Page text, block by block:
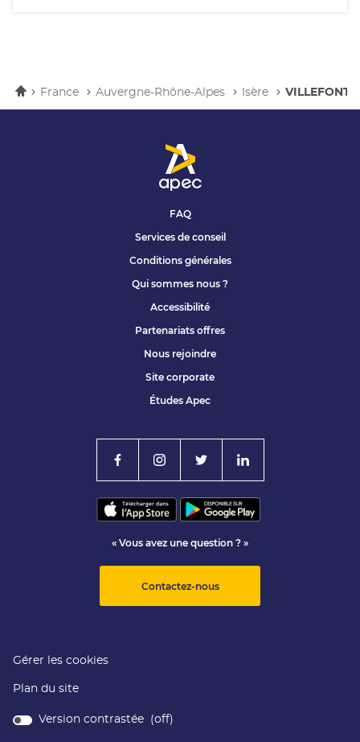
AccueilFrance Auvergne-Rhône-Alpes Isère
FAQ
Services de conseil
Conditions générales
Qui sommes nous ?
Accessibilité
Partenariats offres
Nous rejoindre
Site corporate
Études Apec
« Vous avez une question ? »
Contactez-nous
Gérer les cookies
Plan du site
Version contrastée (off)